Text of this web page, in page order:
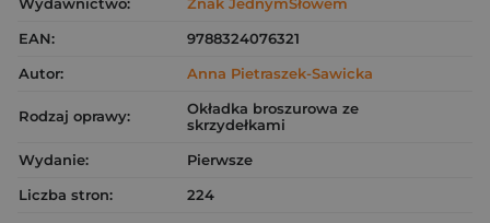
Wydawnictwo:
Znak JednymSłowem
EAN:
9788324076321
Autor:
Anna Pietraszek-Sawicka
Rodzaj oprawy:
Okładka broszurowa ze
skrzydełkami
Wydanie:
Pierwsze
Liczba stron:
224